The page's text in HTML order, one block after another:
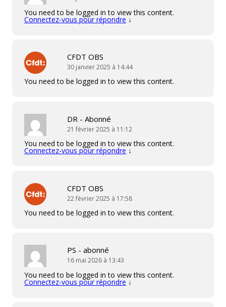
You need to be logged in to view this content.
Connectez-vous pour répondre ↓
CFDT OBS
30 janvier 2025 à 14:44
You need to be logged in to view this content.
DR - Abonné
21 février 2025 à 11:12
You need to be logged in to view this content.
Connectez-vous pour répondre ↓
CFDT OBS
22 février 2025 à 17:58
You need to be logged in to view this content.
PS - abonné
16 mai 2026 à 13:43
You need to be logged in to view this content.
Connectez-vous pour répondre ↓